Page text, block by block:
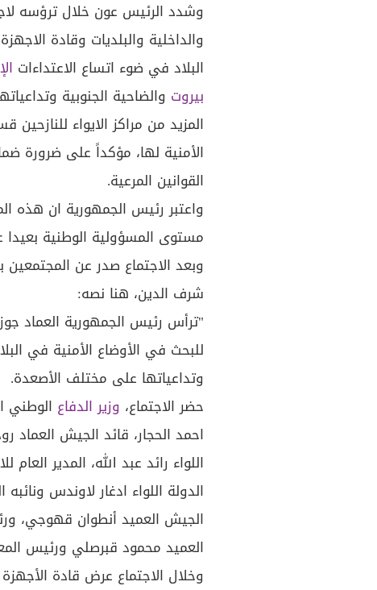
وشدد الرئيس عون خلال ترؤسه
والداخلية والبلديات وقادة
البلاد في ضوء اتساع الاعتداءات
بيروت والضاحية الجنوبية
المزيد من مراكز الايواء
الأمنية لها، مؤكداً على
القوانين المرعية.
واعتبر رئيس الجمهورية ان هذه
مستوى المسؤولية الوطنية
وبعد الاجتماع صدر عن المجتمعين
شرف الدين، هنا نصه:
"ترأس رئيس الجمهورية العماد
للبحث في الأوضاع الأمنية في
وتداعياتها على مختلف الأصعدة.
حضر الاجتماع، وزير الدفاع الوطني
احمد الحجار، قائد الجيش العماد
اللواء رائد عبد الله، المدير
الدولة اللواء ادغار لاوندس
الجيش العميد أنطوان قهوجي،
العميد محمود قبرصلي ورئيس
وخلال الاجتماع عرض قادة الأجهزة